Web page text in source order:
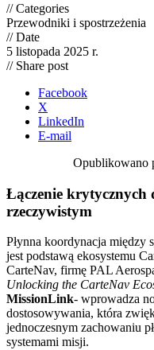
// Categories
Przewodniki i spostrzeżenia
// Date
5 listopada 2025 r.
// Share post
Facebook
X
LinkedIn
E-mail
Opublikowano
Łączenie krytycznych
rzeczywistym
Płynna koordynacja między
jest podstawą ekosystemu
CarteNav, firmę PAL
Unlocking the CarteNav
MissionLink- wprowadza
dostosowywania, która
jednoczesnym zachowaniu
systemami misji.